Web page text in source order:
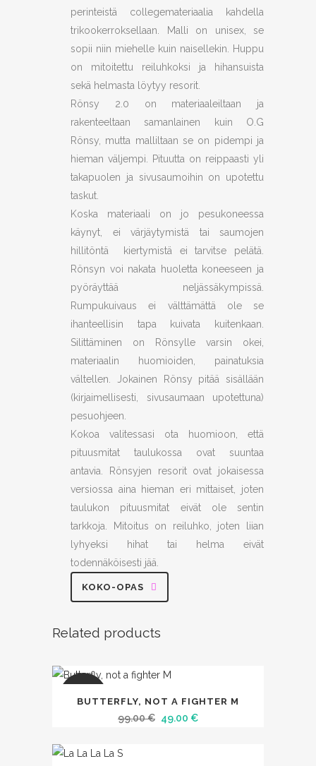
perinteistä collegemateriaalia kahdella
trikookerroksellaan. Malli on unisex, se
sopii niin miehelle kuin naisellekin. Huppu
on mitoitettu reiluhkoksi ja hihansuista
sekä helmasta löytyy resorit.
Rönsy 2.0 on materiaaleiltaan ja
rakenteeltaan samanlainen kuin O.G
Rönsy, mutta malliltaan se on pidempi ja
hieman väljempi. Pituutta on reippaasti yli
takapuolen ja sivusaumoihin on upotettu
taskut.
Koska materiaali on jo pesukoneessa
käynyt, ei värjäytymistä tai saumojen
hillitöntä kiertymistä ei tarvitse pelätä.
Rönsyn voi nakata huoletta koneeseen ja
pyöräyttää neljässäkympissä.
Rumpukuivaus ei välttämättä ole se
ihanteellisin tapa kuivata kuitenkaan.
Silittäminen on Rönsylle varsin okei,
materiaalin huomioiden, painatuksia
vältellen. Jokainen Rönsy pitää sisällään
(kirjaimellisesti, sivusaumaan upotettuna)
pesuohjeen.
Kokoa valitessasi ota huomioon, että
pituusmitat taulukossa ovat suuntaa
antavia. Rönsyjen resorit ovat jokaisessa
versiossa aina hieman eri mittaiset, joten
taulukon pituusmitat eivät ole sentin
tarkkoja. Mitoitus on reiluhko, joten liian
lyhyeksi hihat tai helma eivät
todennäköisesti jää.
KOKO-OPAS
Related products
SALE
BUTTERFLY, NOT A FIGHTER M
99.00€ Alkuperäinen
49.00 €Nykyinen